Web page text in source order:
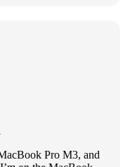
Pro M3, and